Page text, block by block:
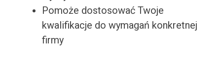
Pomoże dostosować Twoje
kwalifikacje do wymagań konkretnej
firmy